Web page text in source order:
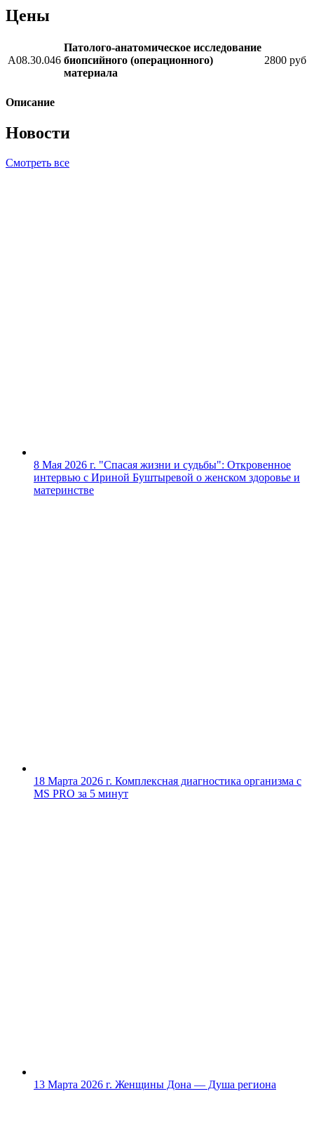
Цены
А08.30.046
Патолого-анатомическое исследование
биопсийного (операционного)
материала
2800 руб
Описание
Новости
Смотреть все
8 Мая 2026 г. "Спасая жизни и судьбы": Откровенное
интервью с Ириной Буштыревой о женском здоровье и
материнстве
18 Марта 2026 г. Комплексная диагностика организма с
MS PRO за 5 минут
13 Марта 2026 г. Женщины Дона — Душа региона